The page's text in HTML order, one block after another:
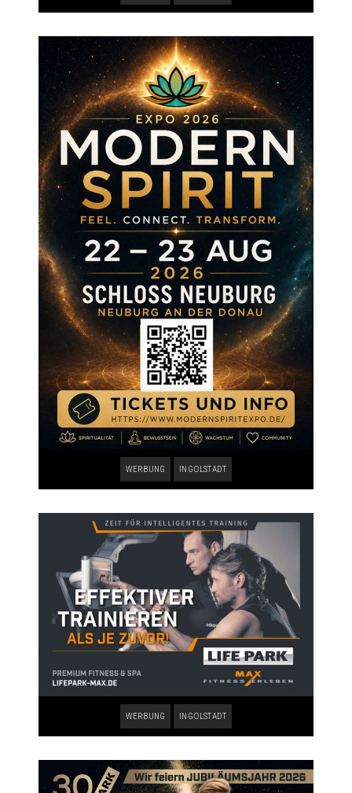
WERBUNG INGOLSTADT
WERBUNG INGOLSTADT